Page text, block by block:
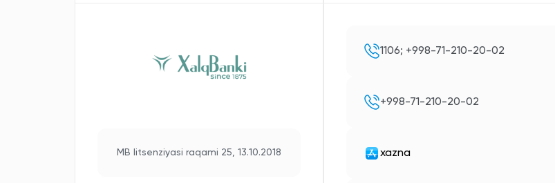
MB litsenziyasi raqami 25, 13.10.2018
1106; +998-71-210-20-02
+998-71-210-20-02
xazna